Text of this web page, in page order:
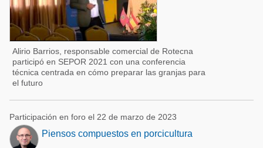
Alirio Barrios, responsable comercial de Rotecna
participó en SEPOR 2021 con una conferencia
técnica centrada en cómo preparar las granjas para
el futuro
Participación en foro el 22 de marzo de 2023
Piensos compuestos en porcicultura